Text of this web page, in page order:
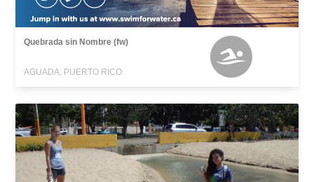
Quebrada sin Nombre (fw)
AGUADA, PUERTO RICO